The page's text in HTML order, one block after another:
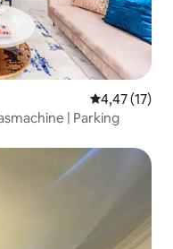
Gemiddelde
4,47 (17)
| Parking